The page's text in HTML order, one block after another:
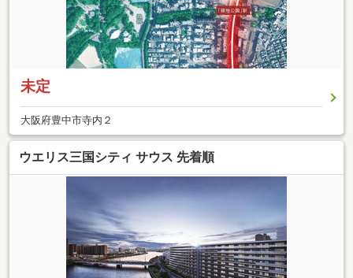
未定
大阪府豊中市寺内２
ウエリス三国シティ サウス 先着順